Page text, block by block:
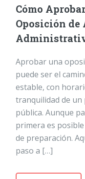
Cómo
Oposición
Aprobar una
puede ser el
estable, con
tranquilidad de un
pública. Aunque
primera es
de preparación.
paso a […]